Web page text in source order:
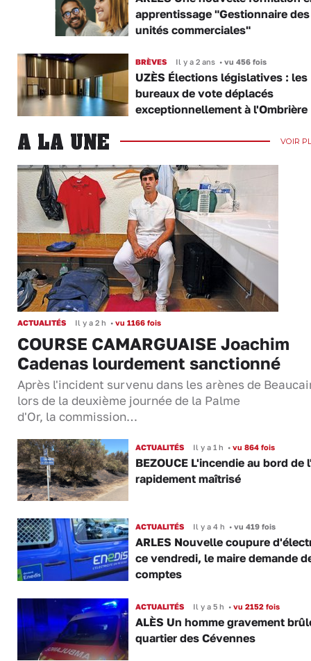
apprentissage "Gestionnaire des
unités commerciales"
BRÈVES Il y a 2 ans •vu 456 fois
UZÈS Élections législatives : les
bureaux de vote déplacés
exceptionnellement à l'Ombrière
A LA UNE VOIR
ACTUALITÉS Il y a 2 h • vu 1166 fois
COURSE CAMARGUAISE Joachim
Cadenas lourdement sanctionné
Après l'incident survenu dans les arènes de
lors de la deuxième journée de la Palme
d'Or, la commission…
ACTUALITÉS Il y a 1 h •vu 864 fois
BEZOUCE L'incendie au bord de
rapidement maîtrisé
ACTUALITÉS Il y a 4 h •vu 419 fois
ARLES Nouvelle coupure
ce vendredi, le maire demande
comptes
ACTUALITÉS Il y a 5 h •vu 2152 fois
ALÈS Un homme gravement
quartier des Cévennes